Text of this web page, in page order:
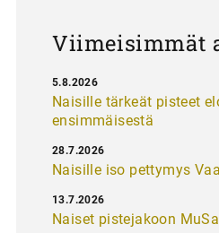
Viimeisimmät
Naisille tärkeät pisteet
ensimmäisestä
5.8.2026
Naisille iso pettymys
28.7.2026
Naiset pistejakoon
13.7.2026